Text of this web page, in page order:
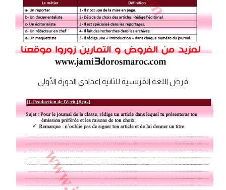
فرض اللغة الفرنسية للثانية اعدادي الدورة الأولى